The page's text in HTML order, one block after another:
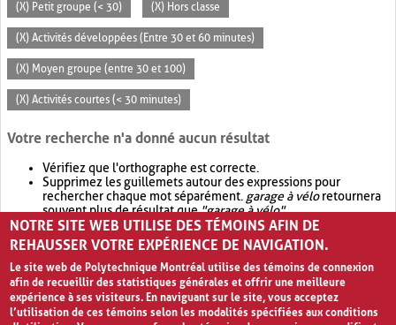
(X) Petit groupe (< 30) (X) Hors classe
(X) Activités développées (Entre 30 et 60 minutes)
(X) Moyen groupe (entre 30 et 100)
(X) Activités courtes (< 30 minutes)
Votre recherche n'a donné aucun résultat
Vérifiez que l'orthographe est correcte.
Supprimez les guillemets autour des expressions pour
rechercher chaque mot séparément. garage à véloretournera
souvent plus de résultat que"garage à vélo".
Envisagez d'élargir votre recherche avec OR.garage OR vélo
retournera souvent plus de résultat quegarage à vélo
NOTRE SITE WEB UTILISE DES TÉMOINS AFIN DE
REHAUSSER VOTRE EXPÉRIENCE DE NAVIGATION.
Le site web de Polytechnique Montréal utilise des témoins de connexion
afin de recueillir des statistiques générales et offrir une meilleure
expérience à ses visiteurs. En naviguant sur le site, vous acceptez
l’utilisation de ces témoins selon les modalités spécifiées aux conditions